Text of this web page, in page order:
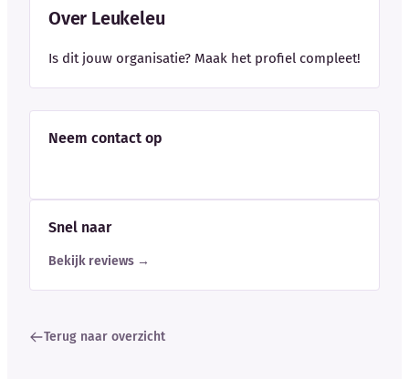
Over Leukeleu
Is dit jouw organisatie? Maak het profiel compleet!
Neem contact op
Snel naar
Bekijk reviews →
Terug naar overzicht